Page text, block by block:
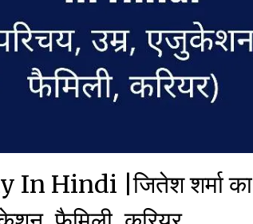
Hindi |जितेश शर्मा का